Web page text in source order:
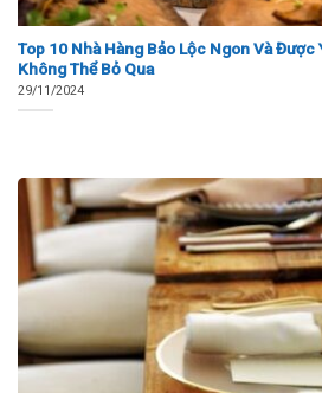
Top 10 Nhà Hàng Bảo Lộc Ngon Và
Không Thể Bỏ Qua
29/11/2024